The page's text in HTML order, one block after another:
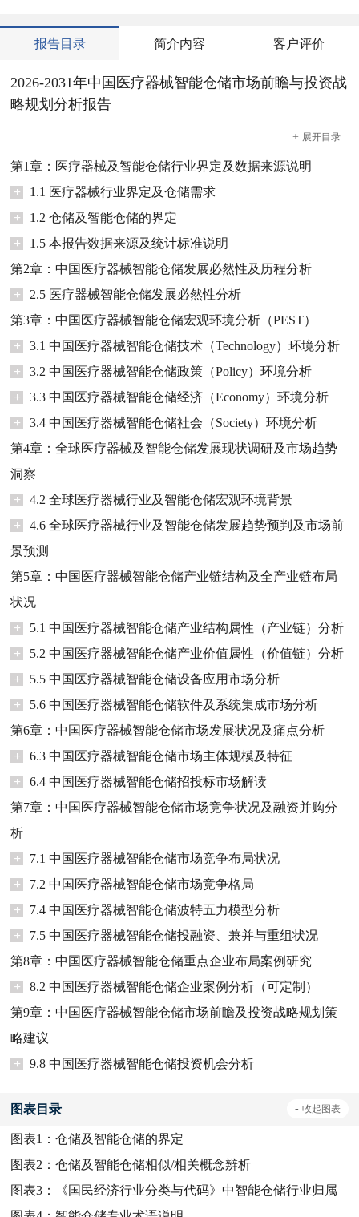
报告目录 简介内容 客户评价
2026-2031年中国医疗器械智能仓储市场前瞻与投资战
略规划分析报告
+ 展开目录
第1章：医疗器械及智能仓储行业界定及数据来源说明
+
1.1 医疗器械行业界定及仓储需求
+
1.2 仓储及智能仓储的界定
+
1.5 本报告数据来源及统计标准说明
第2章：中国医疗器械智能仓储发展必然性及历程分析
+
2.5 医疗器械智能仓储发展必然性分析
第3章：中国医疗器械智能仓储宏观环境分析（PEST）
+
3.1 中国医疗器械智能仓储技术（Technology）环境分析
+
3.2 中国医疗器械智能仓储政策（Policy）环境分析
+
3.3 中国医疗器械智能仓储经济（Economy）环境分析
+
3.4 中国医疗器械智能仓储社会（Society）环境分析
第4章：全球医疗器械及智能仓储发展现状调研及市场趋势
洞察
+
4.2 全球医疗器械行业及智能仓储宏观环境背景
+
4.6 全球医疗器械行业及智能仓储发展趋势预判及市场前
景预测
第5章：中国医疗器械智能仓储产业链结构及全产业链布局
状况
+
5.1 中国医疗器械智能仓储产业结构属性（产业链）分析
+
5.2 中国医疗器械智能仓储产业价值属性（价值链）分析
+
5.5 中国医疗器械智能仓储设备应用市场分析
+
5.6 中国医疗器械智能仓储软件及系统集成市场分析
第6章：中国医疗器械智能仓储市场发展状况及痛点分析
+
6.3 中国医疗器械智能仓储市场主体规模及特征
+
6.4 中国医疗器械智能仓储招投标市场解读
第7章：中国医疗器械智能仓储市场竞争状况及融资并购分
析
+
7.1 中国医疗器械智能仓储市场竞争布局状况
+
7.2 中国医疗器械智能仓储市场竞争格局
+
7.4 中国医疗器械智能仓储波特五力模型分析
+
7.5 中国医疗器械智能仓储投融资、兼并与重组状况
第8章：中国医疗器械智能仓储重点企业布局案例研究
+
8.2 中国医疗器械智能仓储企业案例分析（可定制）
第9章：中国医疗器械智能仓储市场前瞻及投资战略规划策
略建议
+
9.8 中国医疗器械智能仓储投资机会分析
图表目录 - 收起图表
图表1：仓储及智能仓储的界定
图表2：仓储及智能仓储相似/相关概念辨析
图表3：
《国民经济行业分类与代码》中智能仓储行业归属